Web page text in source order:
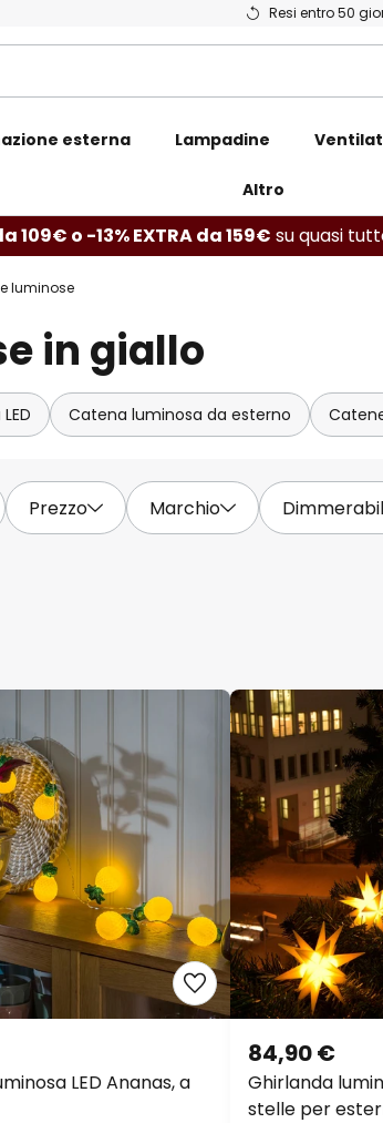
Resi entro 50
esterna Lampadine
Altro
109€ o -13% EXTRA da 159€ su quasi
luminose
in giallo
Catena luminosa da esterno
Prezzo Marchio
LED Ananas, a
Ghirlanda
stelle per
84,90 €